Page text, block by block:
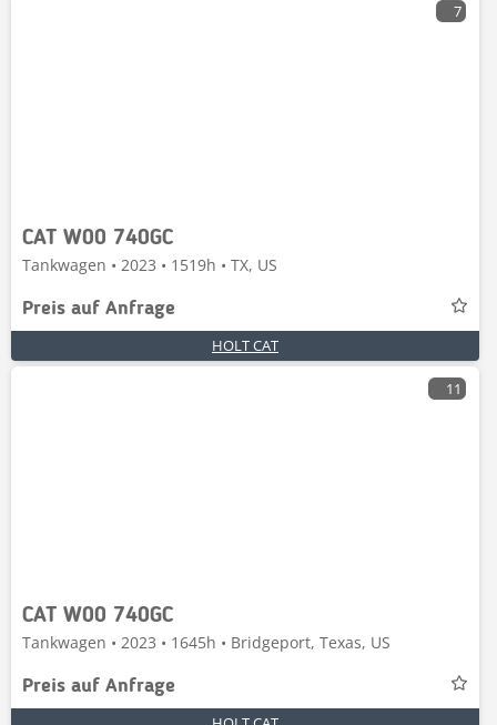
7
CAT W00 740GC
Tankwagen • 2023 • 1519h • TX, US
Preis auf Anfrage
HOLT CAT
11
CAT W00 740GC
Tankwagen • 2023 • 1645h • Bridgeport, Texas, US
Preis auf Anfrage